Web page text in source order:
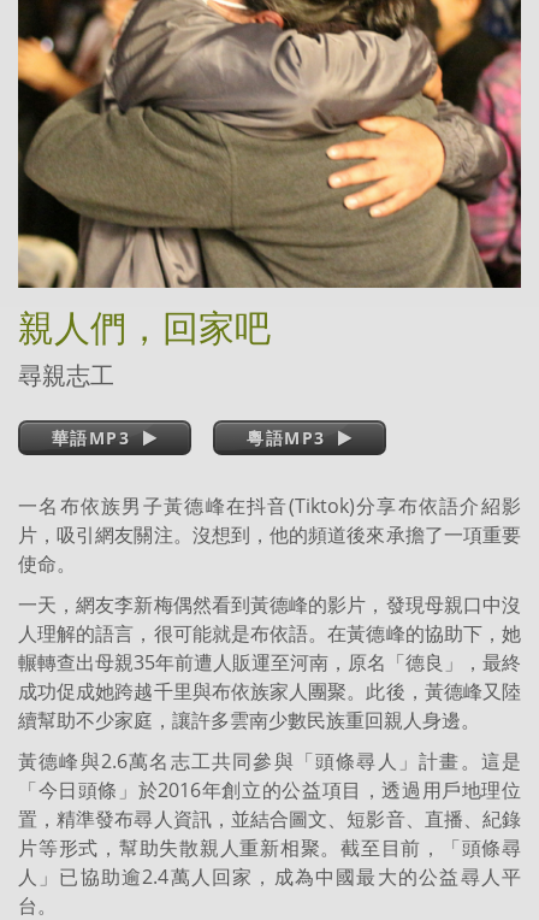
親人們，回家吧
尋親志工
華語MP3 粵語MP3
一名布依族男子黃德峰在抖音(Tiktok)分享布依語介紹影
片，吸引網友關注。沒想到，他的頻道後來承擔了一項重要
使命。
一天，網友李新梅偶然看到黃德峰的影片，發現母親口中沒
人理解的語言，很可能就是布依語。在黃德峰的協助下，她
輾轉查出母親35年前遭人販運至河南，原名「德良」，最終
成功促成她跨越千里與布依族家人團聚。此後，黃德峰又陸
續幫助不少家庭，讓許多雲南少數民族重回親人身邊。
黃德峰與2.6萬名志工共同參與「頭條尋人」計畫。這是
「今日頭條」於2016年創立的公益項目，透過用戶地理位
置，精準發布尋人資訊，並結合圖文、短影音、直播、紀錄
片等形式，幫助失散親人重新相聚。截至目前，「頭條尋
人」已協助逾2.4萬人回家，成為中國最大的公益尋人平
台。